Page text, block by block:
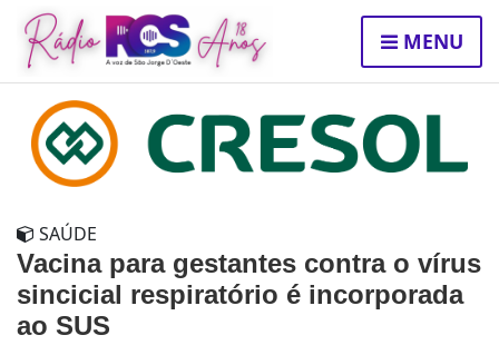
MENU
SAÚDE
Vacina para gestantes contra o vírus
sincicial respiratório é incorporada
ao SUS